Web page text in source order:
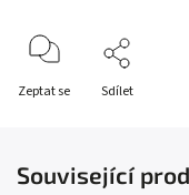
Zeptat se Sdílet
Související